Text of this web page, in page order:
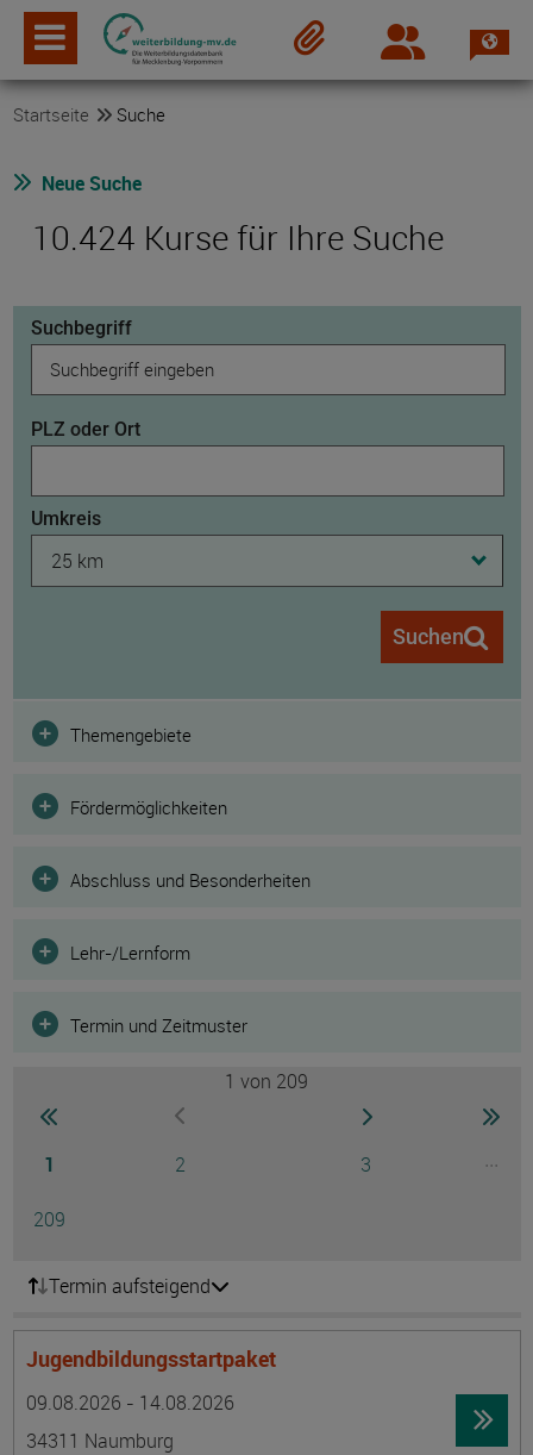
Login
Startseite Suche
Neue Suche
10.424 Kurse für Ihre Suche
Suchbegriff
PLZ oder Ort
Umkreis
25 km
Suchen
Filter
Themengebiete
Fördermöglichkeiten
Abschluss und Besonderheiten
Lehr-/Lernform
Termin und Zeitmuster
zur ersten Seite wechselnzur vorherigen Seite wechseln
Seite
1 Seite
2 Seite
3
...
Seite
209
Seite
1 von 209
zur nächsten Seite
zur
Termin aufsteigend
Jugendbildungsstartpaket
09.08.2026 - 14.08.2026
34311 Naumburg